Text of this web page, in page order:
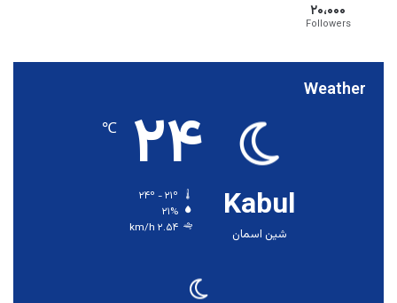
۲۰،۰۰۰
Followers
Weather
Kabul
شین اسمان
۲۴ ℃
۲۱%
۲.۵۴ km/h